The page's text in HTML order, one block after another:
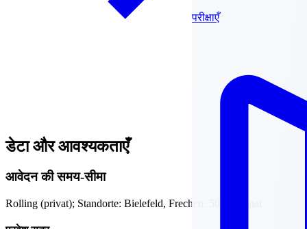
परीक्षाएँ
डेटा और आवश्यकताएँ
आवेदन की समय-सीमा
Rolling (privat); Standorte: Bielefeld, Frechen. 500€/Monat